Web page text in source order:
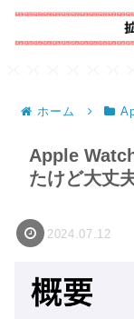
ホーム
Apple
たけど大丈
2024.07.12